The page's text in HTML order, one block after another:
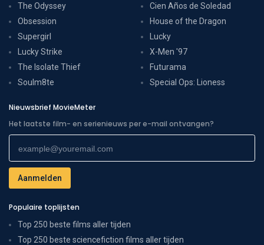
The Odyssey
Obsession
Supergirl
Lucky Strike
The Isolate Thief
Soulm8te
Cien Años de Soledad
House of the Dragon
Lucky
X-Men '97
Futurama
Special Ops: Lioness
Nieuwsbrief MovieMeter
Het laatste film- en serienieuws per e-mail ontvangen?
Populaire toplijsten
Top 250 beste films aller tijden
Top 250 beste sciencefiction films aller tijden